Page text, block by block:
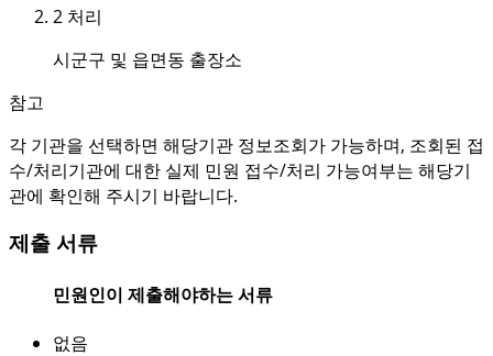
2 처리
시군구 및 읍면동 출장소
참고
각 기관을 선택하면 해당기관 정보조회가 가능하며, 조회된 접
수/처리기관에 대한 실제 민원 접수/처리 가능여부는 해당기
관에 확인해 주시기 바랍니다.
제출 서류
민원인이 제출해야하는 서류
없음